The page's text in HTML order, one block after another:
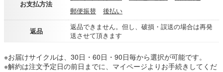
お支払方法
郵便振替
後払い
返品
返品できません。但し、破損・誤送の場合は再発
送させて頂きます
※お届けサイクルは、30日・60日・90日毎から選択が可能です。
※解約は注文予定日の前日までに、マイページよりお手続きしてくだ